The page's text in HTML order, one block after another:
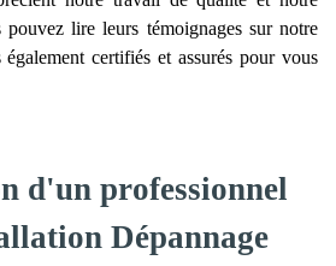
pouvez lire leurs témoignages sur notre
certifiés et assurés pour vous
d'un professionnel
Dépannage